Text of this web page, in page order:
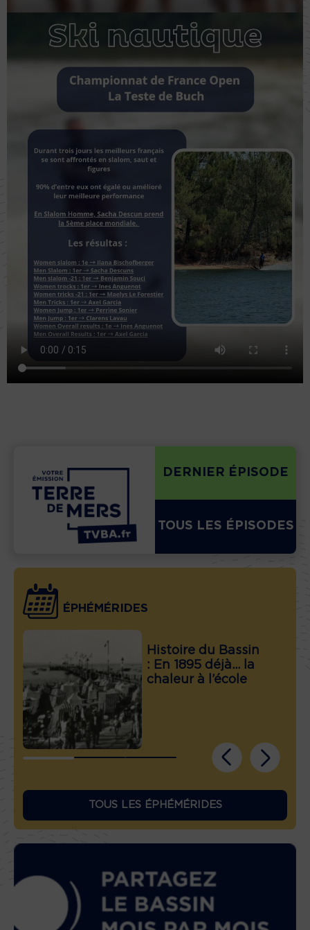
DERNIER ÉPISODE
TOUS LES ÉPISODES
ÉPHÉMÉRIDES
Histoire du Bassin
: En 1895 déjà… la
chaleur à l’école
TOUS LES ÉPHÉMÉRIDES